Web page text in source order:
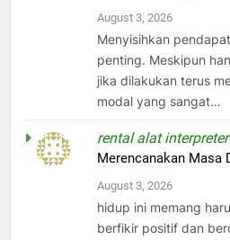
August 3, 2026
Menyisihkan
penting. Meskipun
jika dilakukan terus
modal yang sangat…
rental alat interpreter
Merencanakan Masa
August 3, 2026
hidup ini memang
berfikir positif dan